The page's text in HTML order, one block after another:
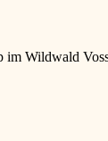
im Wildwald